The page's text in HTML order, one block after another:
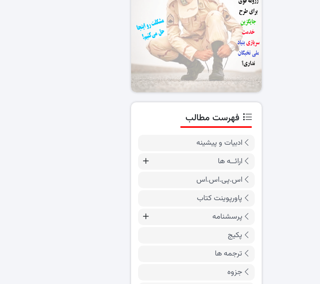
فهرست مطالب
ادبیات و پیشینه
ارائــه ها
اس.پی.اس.اس
پاورپوینت کتاب
پرسشنامه
پکیج
ترجمه ها
جزوه